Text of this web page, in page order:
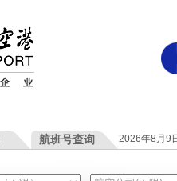
航班号查询 2026年8月9